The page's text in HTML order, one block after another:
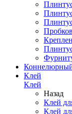
Клей
Клей
Назад
Клей
Клей